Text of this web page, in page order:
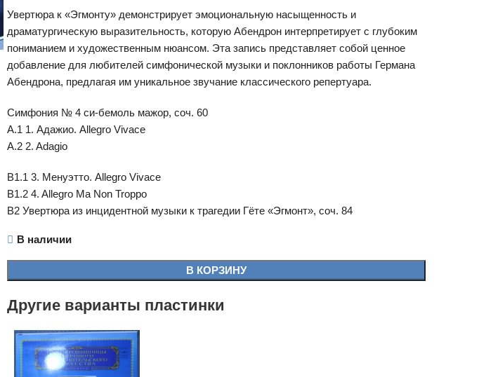
Увертюра к «Эгмонту» демонстрирует эмоциональную насыщенность и
драматургическую выразительность, которую Абендрон интерпретирует с глубоким
пониманием и художественным нюансом. Эта запись представляет собой ценное
добавление для любителей симфонической музыки и поклонников работы Германа
Абендрона, предлагая им уникальное звучание классического репертуара.
Симфония № 4 си-бемоль мажор, соч. 60
A.1 1. Адажио. Allegro Vivace
A.2 2. Adagio
B1.1 3. Менуэтто. Allegro Vivace
B1.2 4. Allegro Ma Non Troppo
B2 Увертюра из инцидентной музыки к трагедии Гёте «Эгмонт», соч. 84
В наличии
В КОРЗИНУ
Другие варианты пластинки